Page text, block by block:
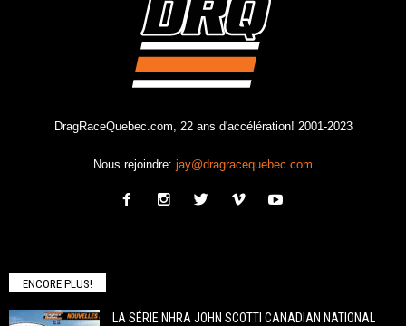
DragRaceQuebec.com, 22 ans d'accélération! 2001-2023
Nous rejoindre: jay@dragracequebec.com
ENCORE PLUS!
LA SÉRIE NHRA JOHN SCOTTI CANADIAN NATIONAL